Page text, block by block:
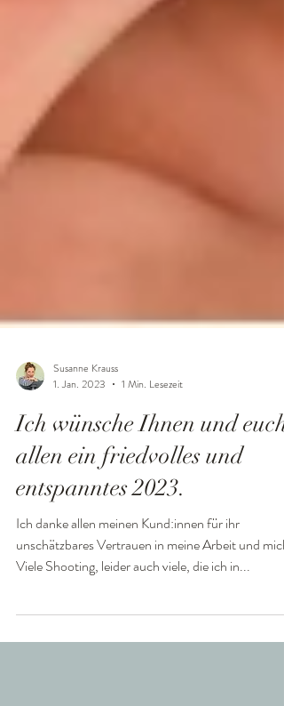
Susanne Krauss
1. Jan. 2023
1 Min. Lesezeit
Ich wünsche Ihnen und euch
allen ein friedvolles und
entspanntes 2023.
Ich danke allen meinen Kund:innen für ihr
Viele Shooting, leider auch viele, die ich in...